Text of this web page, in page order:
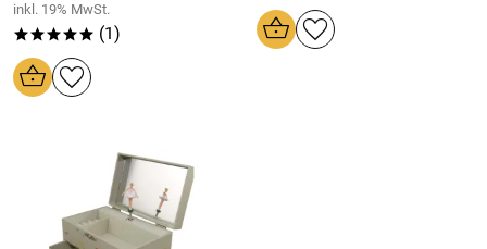
inkl. 19% MwSt.
***** (1)